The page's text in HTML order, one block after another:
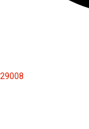
29008